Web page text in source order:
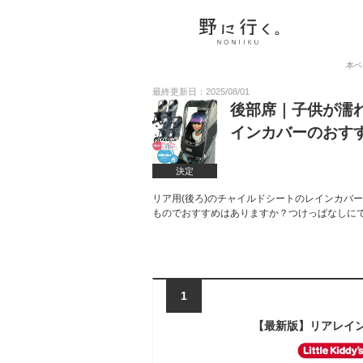
本
最終更新日：2025/08/01
決定
後部席｜子供が濡
インカバーのおす
リア用(後ろ)のチャイルドシートのレインカバ
ものでおすすめはありますか？つけっぱなし
1